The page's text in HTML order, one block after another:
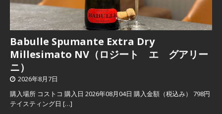
Babulle Spumante Extra Dry
Millesimato NV（ロジート エ グアリー
ニ）
2026年8月7日
購入場所 コストコ 購入日 2026年08月04日 購入金額（税込み） 798円
テイスティング日 […]